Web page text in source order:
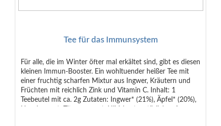
Tee für das Immunsystem
Für alle, die im Winter öfter mal erkältet sind, gibt es diesen
kleinen Immun-Booster. Ein wohltuender heißer Tee mit
einer fruchtig scharfen Mixtur aus Ingwer, Kräutern und
Früchten mit reichlich Zink und Vitamin C. Inhalt: 1
Teebeutel mit ca. 2g Zutaten: Ingwer* (21%), Äpfel* (20%),